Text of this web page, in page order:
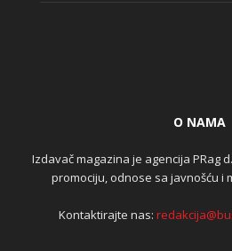
O NAMA
Izdavač magazina je agencija PRag
promociju, odnose sa javnošću i
Kontaktirajte nas: